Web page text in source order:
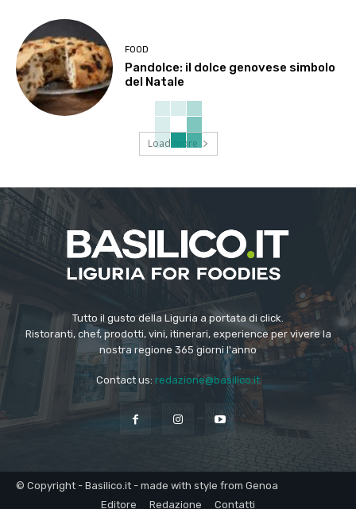
FOOD
Pandolce: il dolce genovese simbolo
del Natale
Load more
Tutto il gusto della Liguria a portata di click.
Ristoranti, chef, prodotti, vini, itinerari, experience per vivere la
nostra regione 365 giorni l'anno
Contact us: redazione@basilico.it
© Copyright - Basilico.it - made with style from Genoa
Editore
Redazione Contatti